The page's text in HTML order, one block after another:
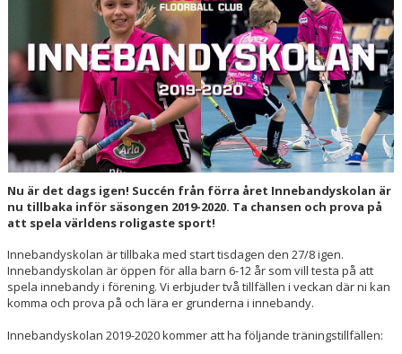
Nu är det dags igen! Succén från förra året Innebandyskolan är
nu tillbaka inför säsongen 2019-2020. Ta chansen och prova på
att spela världens roligaste sport!
Innebandyskolan är tillbaka med start tisdagen den 27/8 igen.
Innebandyskolan är öppen för alla barn 6-12 år som vill testa på att
spela innebandy i förening. Vi erbjuder två tillfällen i veckan där ni kan
komma och prova på och lära er grunderna i innebandy.
Innebandyskolan 2019-2020 kommer att ha följande träningstillfällen: